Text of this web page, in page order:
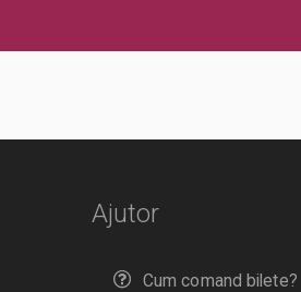
Ajutor
Cum comand bilete?